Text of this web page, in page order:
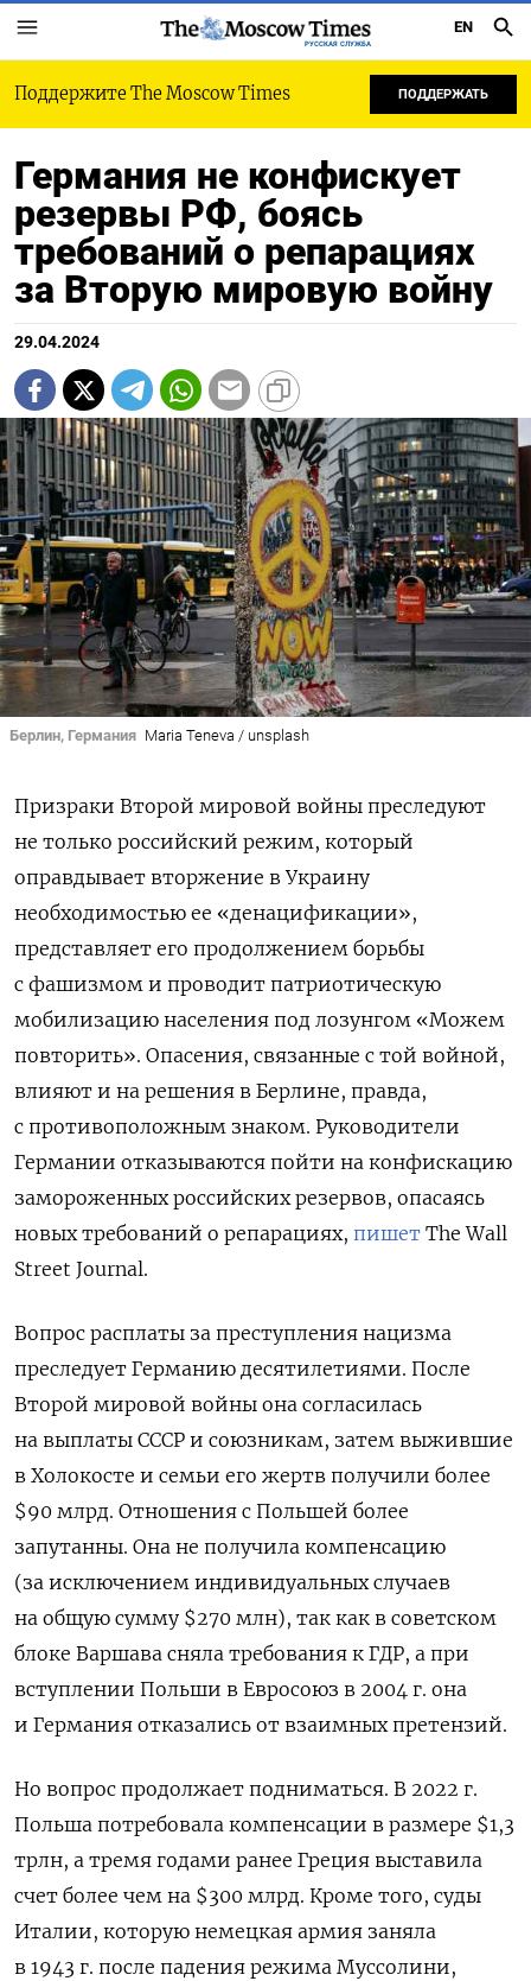
РУССКАЯ СЛУЖБА
EN
Поддержите The Moscow Times ПОДДЕРЖАТЬ
Германия не конфискует
резервы РФ, боясь
требований о репарациях
за Вторую мировую войну
29.04.2024
Берлин, Германия Maria Teneva / unsplash
Призраки Второй мировой войны преследуют
не только российский режим, который
оправдывает вторжение в Украину
необходимостью ее «денацификации»,
представляет его продолжением борьбы
с фашизмом и проводит патриотическую
мобилизацию населения под лозунгом «Можем
повторить». Опасения, связанные с той войной,
влияют и на решения в Берлине, правда,
с противоположным знаком. Руководители
Германии отказываются пойти на конфискацию
замороженных российских резервов, опасаясь
новых требований о репарациях, пишет The Wall
Street Journal.
Вопрос расплаты за преступления нацизма
преследует Германию десятилетиями. После
Второй мировой войны она согласилась
на выплаты СССР и союзникам, затем выжившие
в Холокосте и семьи его жертв получили более
$90 млрд. Отношения с Польшей более
запутанны. Она не получила компенсацию
(за исключением индивидуальных случаев
на общую сумму $270 млн), так как в советском
блоке Варшава сняла требования к ГДР, а при
вступлении Польши в Евросоюз в 2004 г. она
и Германия отказались от взаимных претензий.
Но вопрос продолжает подниматься. В 2022 г.
Польша потребовала компенсации в размере $1,3
трлн, а тремя годами ранее Греция выставила
счет более чем на $300 млрд. Кроме того, суды
Италии, которую немецкая армия заняла
в 1943 г. после падения режима Муссолини,